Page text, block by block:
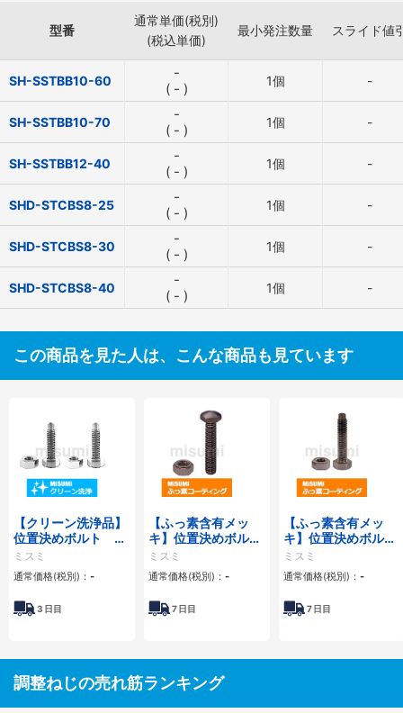
型番
通常単価(税別)
(税込単価)
最小発注数量 スライド値
SH-SSTBB10-60
-
( - ) 1個 -
SH-SSTBB10-70
-
( - ) 1個 -
SH-SSTBB12-40
-
( - ) 1個 -
SHD-STCBS8-25
-
( - ) 1個 -
SHD-STCBS8-30
-
( - ) 1個 -
SHD-STCBS8-40
-
( - ) 1個 -
この商品を見た人は、こんな商品も見ています
【クリーン洗浄品】
位置決めボルト ね
じ先端Ｒタイプ
ミスミ
通常価格(税別)： -
3 日目
【ふっ素含有メッ
キ】位置決めボルト
頭部Rタイプ
ミスミ
通常価格(税別)： -
7日目
【ふっ素含有メッ
キ】位置決めボル
ト ねじ先端Ｒタイ
プ
ミスミ
通常価格(税別)： -
7日目
調整ねじの売れ筋ランキング